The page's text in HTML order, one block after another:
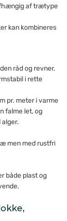
af trætype
kan kombineres
råd og revner.
i rette
pr. meter i varme
falme let, og
men med rustfri
både plast og